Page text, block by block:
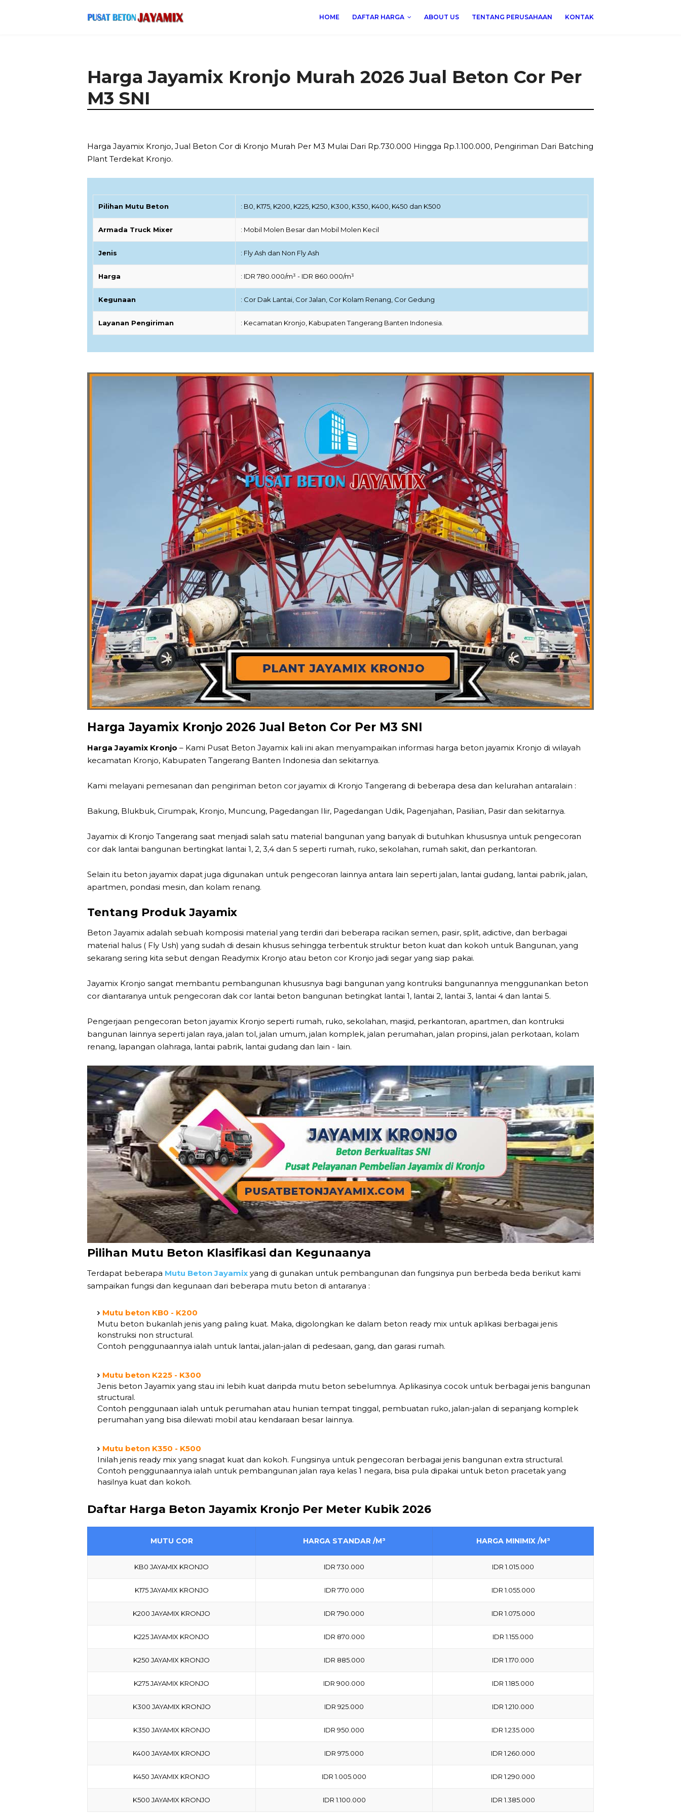
HOME DAFTAR HARGA ABOUT US TENTANG PERUSAHAAN KONTAK
Harga Jayamix Kronjo Murah 2026 Jual Beton Cor Per
M3 SNI
Harga Jayamix Kronjo, Jual Beton Cor di Kronjo Murah Per M3 Mulai Dari Rp.730.000 Hingga Rp.1.100.000, Pengiriman Dari Batching
Plant Terdekat Kronjo.
Pilihan Mutu Beton : B0, K175, K200, K225, K250, K300, K350, K400, K450 dan K500
Armada Truck Mixer : Mobil Molen Besar dan Mobil Molen Kecil
Jenis : Fly Ash dan Non Fly Ash
Harga : IDR 780.000/m³ - IDR 860.000/m³
Kegunaan : Cor Dak Lantai, Cor Jalan, Cor Kolam Renang, Cor Gedung
Layanan Pengiriman : Kecamatan Kronjo, Kabupaten Tangerang Banten Indonesia.
Harga Jayamix Kronjo 2026 Jual Beton Cor Per M3 SNI
Harga Jayamix Kronjo – Kami Pusat Beton Jayamix kali ini akan menyampaikan informasi harga beton jayamix Kronjo di wilayah
kecamatan Kronjo, Kabupaten Tangerang Banten Indonesia dan sekitarnya.
Kami melayani pemesanan dan pengiriman beton cor jayamix di Kronjo Tangerang di beberapa desa dan kelurahan antaralain :
Bakung, Blukbuk, Cirumpak, Kronjo, Muncung, Pagedangan Ilir, Pagedangan Udik, Pagenjahan, Pasilian, Pasir dan sekitarnya.
Jayamix di Kronjo Tangerang saat menjadi salah satu material bangunan yang banyak di butuhkan khususnya untuk pengecoran
cor dak lantai bangunan bertingkat lantai 1, 2, 3,4 dan 5 seperti rumah, ruko, sekolahan, rumah sakit, dan perkantoran.
Selain itu beton jayamix dapat juga digunakan untuk pengecoran lainnya antara lain seperti jalan, lantai gudang, lantai pabrik, jalan,
apartmen, pondasi mesin, dan kolam renang.
Tentang Produk Jayamix
Beton Jayamix adalah sebuah komposisi material yang terdiri dari beberapa racikan semen, pasir, split, adictive, dan berbagai
material halus ( Fly Ush) yang sudah di desain khusus sehingga terbentuk struktur beton kuat dan kokoh untuk Bangunan, yang
sekarang sering kita sebut dengan Readymix Kronjo atau beton cor Kronjo jadi segar yang siap pakai.
Jayamix Kronjo sangat membantu pembangunan khususnya bagi bangunan yang kontruksi bangunannya menggunankan beton
cor diantaranya untuk pengecoran dak cor lantai beton bangunan betingkat lantai 1, lantai 2, lantai 3, lantai 4 dan lantai 5.
Pengerjaan pengecoran beton jayamix Kronjo seperti rumah, ruko, sekolahan, masjid, perkantoran, apartmen, dan kontruksi
bangunan lainnya seperti jalan raya, jalan tol, jalan umum, jalan komplek, jalan perumahan, jalan propinsi, jalan perkotaan, kolam
renang, lapangan olahraga, lantai pabrik, lantai gudang dan lain - lain.
Pilihan Mutu Beton Klasifikasi dan Kegunaanya
Terdapat beberapa Mutu Beton Jayamix yang di gunakan untuk pembangunan dan fungsinya pun berbeda beda berikut kami
sampaikan fungsi dan kegunaan dari beberapa mutu beton di antaranya :
Mutu beton KB0 - K200
Mutu beton bukanlah jenis yang paling kuat. Maka, digolongkan ke dalam beton ready mix untuk aplikasi berbagai jenis
konstruksi non structural.
Contoh penggunaannya ialah untuk lantai, jalan-jalan di pedesaan, gang, dan garasi rumah.
Mutu beton K225 - K300
Jenis beton Jayamix yang stau ini lebih kuat daripda mutu beton sebelumnya. Aplikasinya cocok untuk berbagai jenis bangunan
structural.
Contoh penggunaan ialah untuk perumahan atau hunian tempat tinggal, pembuatan ruko, jalan-jalan di sepanjang komplek
perumahan yang bisa dilewati mobil atau kendaraan besar lainnya.
Mutu beton K350 - K500
Inilah jenis ready mix yang snagat kuat dan kokoh. Fungsinya untuk pengecoran berbagai jenis bangunan extra structural.
Contoh penggunaannya ialah untuk pembangunan jalan raya kelas 1 negara, bisa pula dipakai untuk beton pracetak yang
hasilnya kuat dan kokoh.
Daftar Harga Beton Jayamix Kronjo Per Meter Kubik 2026
MUTU COR HARGA STANDAR /M³ HARGA MINIMIX /M³
KB0 JAYAMIX KRONJO IDR 730.000 IDR 1.015.000
K175 JAYAMIX KRONJO IDR 770.000 IDR 1.055.000
K200 JAYAMIX KRONJO IDR 790.000 IDR 1.075.000
K225 JAYAMIX KRONJO IDR 870.000 IDR 1.155.000
K250 JAYAMIX KRONJO IDR 885.000 IDR 1.170.000
K275 JAYAMIX KRONJO IDR 900.000 IDR 1.185.000
K300 JAYAMIX KRONJO IDR 925.000 IDR 1.210.000
K350 JAYAMIX KRONJO IDR 950.000 IDR 1.235.000
K400 JAYAMIX KRONJO IDR 975.000 IDR 1.260.000
K450 JAYAMIX KRONJO IDR 1.005.000 IDR 1.290.000
K500 JAYAMIX KRONJO IDR 1.100.000 IDR 1.385.000